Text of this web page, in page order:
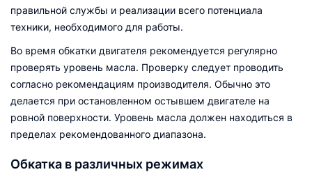
правильной службы и реализации всего потенциала
техники, необходимого для работы.
Во время обкатки двигателя рекомендуется регулярно
проверять уровень масла. Проверку следует проводить
согласно рекомендациям производителя. Обычно это
делается при остановленном остывшем двигателе на
ровной поверхности. Уровень масла должен находиться в
пределах рекомендованного диапазона.
Обкатка в различных режимах